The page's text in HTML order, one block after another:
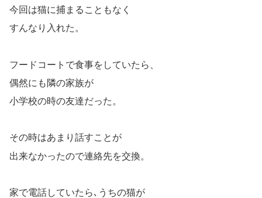
今回は猫に捕まることもなく
すんなり入れた。
フードコートで食事をしていたら、
偶然にも隣の家族が
小学校の時の友達だった。
その時はあまり話すことが
出来なかったので連絡先を交換。
家で電話していたら､うちの猫が